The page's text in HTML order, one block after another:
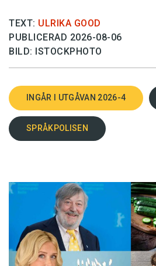
TEXT: ULRIKA GOOD
PUBLICERAD 2026-08-06
BILD: ISTOCKPHOTO
INGÅR I UTGÅVAN 2026-4
SPRÅKPOLISEN